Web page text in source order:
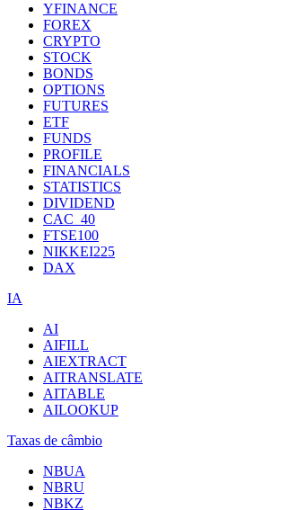
YFINANCE
FOREX
CRYPTO
STOCK
BONDS
OPTIONS
FUTURES
ETF
FUNDS
PROFILE
FINANCIALS
STATISTICS
DIVIDEND
CAC_40
FTSE100
NIKKEI225
DAX
IA
AI
AIFILL
AIEXTRACT
AITRANSLATE
AITABLE
AILOOKUP
Taxas de câmbio
NBUA
NBRU
NBKZ